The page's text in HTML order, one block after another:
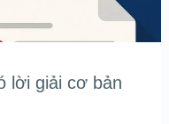
lời giải cơ bản